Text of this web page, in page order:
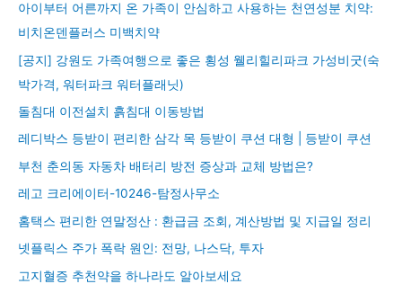
아이부터 어른까지 온 가족이 안심하고 사용하는 천연성분 치약:
비치온덴플러스 미백치약
[공지] 강원도 가족여행으로 좋은 횡성 웰리힐리파크 가성비굿(숙
박가격, 워터파크 워터플래닛)
돌침대 이전설치 흙침대 이동방법
레디박스 등받이 편리한 삼각 목 등받이 쿠션 대형 | 등받이 쿠션
부천 춘의동 자동차 배터리 방전 증상과 교체 방법은?
레고 크리에이터-10246-탐정사무소
홈택스 편리한 연말정산 : 환급금 조회, 계산방법 및 지급일 정리
넷플릭스 주가 폭락 원인: 전망, 나스닥, 투자
고지혈증 추천약을 하나라도 알아보세요